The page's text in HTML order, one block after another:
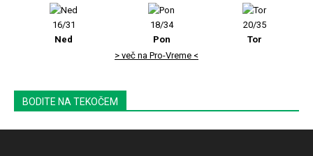
16/31
Ned
18/34
Pon
20/35
Tor
> več na Pro-Vreme <
BODITE NA TEKOČEM